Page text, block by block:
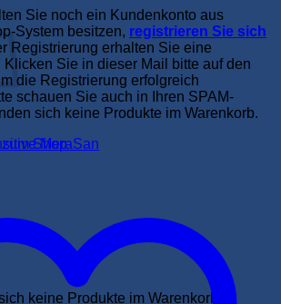
0,00€
sich keine Produkte im Warenkorb.
Shop
keine Produkte im Warenkorb.
Sie noch ein Kundenkonto aus
System besitzen, registrieren Sie sich
Registrierung erhalten Sie eine
Klicken Sie in dieser Mail bitte auf den
die Registrierung erfolgreich
schauen Sie auch in Ihren SPAM-